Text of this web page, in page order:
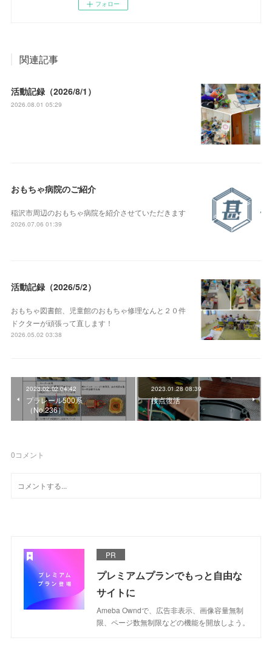
フォロー
関連記事
活動記録（2026/8/1）
2026.08.01 05:29
おもちゃ病院のご紹介
稲沢市周辺のおもちゃ病院を紹介させていただきます
2026.07.06 01:39
活動記録（2026/5/2）
おもちゃ図書館、児童館のおもちゃ修理なんと２０件
ドクターが頑張って直します！
2026.05.02 03:38
2023.02.02 04:42
プラレール500系
（No.236）
2023.01.28 08:39
接点復活
0コメント
PR
プレミアムプランでもっと自由な
サイトに
Ameba Owndで、広告非表示、画像容量無制
限、ページ数無制限などの機能を開放しよう。